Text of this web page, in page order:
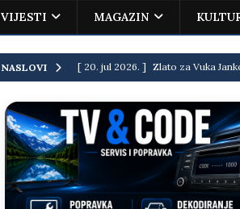
VIJESTI MAGAZIN
NASLOVI [ 20. jul 2026. ] Zlato za Vuka
[ 19. jul 2026. ] Da li i obraz ima
[ 16. jul 2026. ] Mile će da ti
[ 16. jul 2026. ] Krediti i dugovi
[ 15. jul 2026. ] Politički potres u